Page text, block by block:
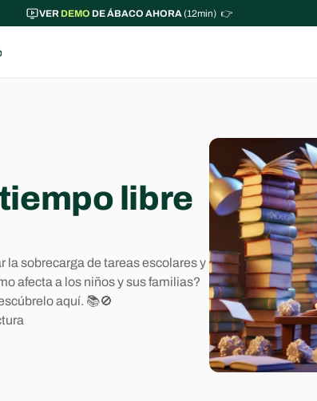
libre
la sobrecarga de tareas escolares y
afecta a los niños y sus familias?
aquí. 📚🚫
VER DEMO DE ÁBACO AHORA (12min)  👉